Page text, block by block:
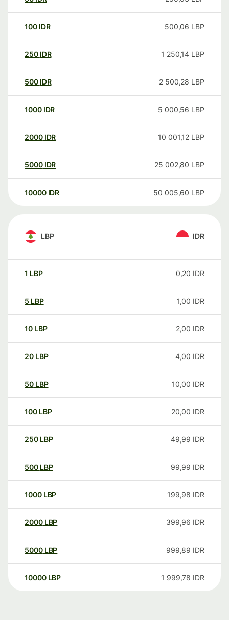
100 IDR 500,06 LBP
250 IDR 1 250,14 LBP
500 IDR 2 500,28 LBP
1000 IDR 5 000,56 LBP
2000 IDR 10 001,12 LBP
5000 IDR 25 002,80 LBP
10000 IDR 50 005,60 LBP
LBP IDR
1 LBP 0,20 IDR
5 LBP 1,00 IDR
10 LBP 2,00 IDR
20 LBP 4,00 IDR
50 LBP 10,00 IDR
100 LBP 20,00 IDR
250 LBP 49,99 IDR
500 LBP 99,99 IDR
1000 LBP 199,98 IDR
2000 LBP 399,96 IDR
5000 LBP 999,89 IDR
10000 LBP 1 999,78 IDR